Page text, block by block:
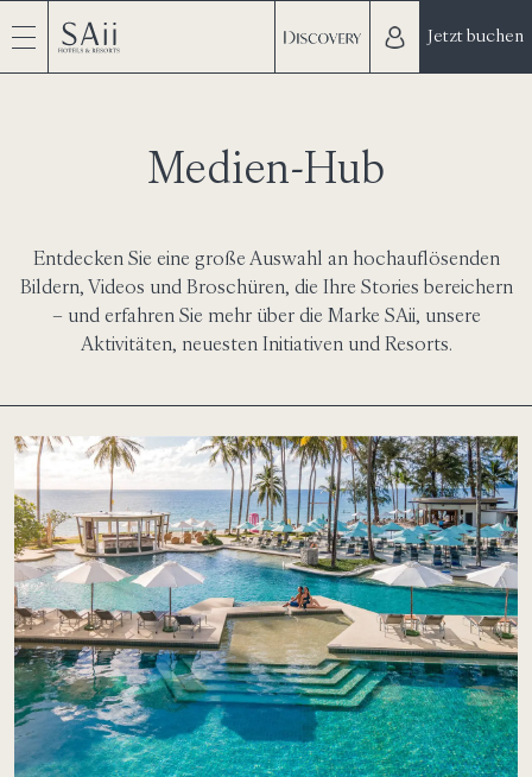
Jetzt buchen
Medien-Hub
Entdecken Sie eine große Auswahl an hochauflösenden
Bildern, Videos und Broschüren, die Ihre Stories bereichern
– und erfahren Sie mehr über die Marke SAii, unsere
Aktivitäten, neuesten Initiativen und Resorts.